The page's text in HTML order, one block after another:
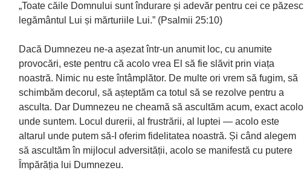
„Toate căile Domnului sunt îndurare și adevăr pentru cei ce păzesc
legământul Lui și mărturiile Lui.” (Psalmii 25:10)
Dacă Dumnezeu ne-a așezat într-un anumit loc, cu anumite
provocări, este pentru că acolo vrea El să fie slăvit prin viața
noastră. Nimic nu este întâmplător. De multe ori vrem să fugim, să
schimbăm decorul, să așteptăm ca totul să se rezolve pentru a
asculta. Dar Dumnezeu ne cheamă să ascultăm acum, exact acolo
unde suntem. Locul durerii, al frustrării, al luptei — acolo este
altarul unde putem să-I oferim fidelitatea noastră. Și când alegem
să ascultăm în mijlocul adversității, acolo se manifestă cu putere
Împărăția lui Dumnezeu.